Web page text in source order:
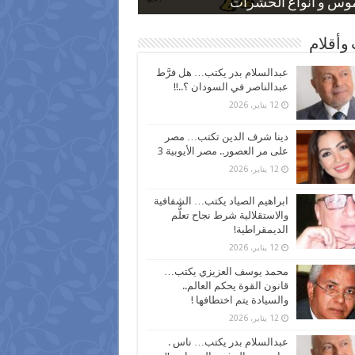
و أنواع الحشرات
بعد ارتفاع الأسعار
نسبة الطلاق في مصر
كاركاتيرية
كاركاتيرية
وأقلام
عبدالسلام بدر يكتب… هل فرَّط
عبدالناصر في السودان ؟..!!
12 يناير، 2026
دينا شرف الدين تكتب… مصر
على مر العصور.. مصر الأيوبية 3
12 يناير، 2026
ابراهيم الصياد يكتب… الشفافية
والاستقلالية شرط نجاح تعلُّم
الديمقراطية!
12 يناير، 2026
محمد يوسف العزيزي يكتب…
قانون القوة يحكم العالم..
والسيادة يتم اختطافها !
12 يناير، 2026
عبدالسلام بدر يكتب… ناس .